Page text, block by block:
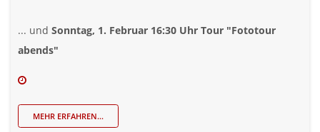
... und Sonntag, 1. Februar 16:30 Uhr Tour "Fototour
abends"
MEHR ERFAHREN...